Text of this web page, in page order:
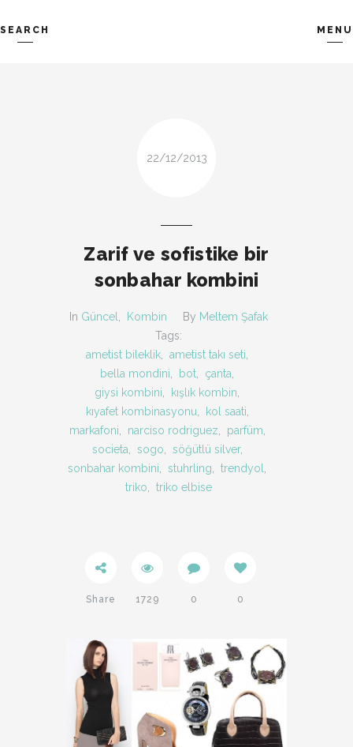
SEARCH MENU
22/12/2013
Zarif ve sofistike bir
sonbahar kombini
In Güncel Kombin By Meltem Şafak
Tags:
ametist bileklik
ametist takı seti
bella mondini
bot çanta
giysi kombini
kışlık kombin
kıyafet kombinasyonu
kol saati
markafoni
narciso rodriguez parfüm
societa
sogo söğütlü silver,
sonbahar kombini
stuhrling trendyol
triko
triko elbise
Share
Twitter
Facebook
1729 0 0